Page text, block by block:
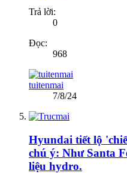
Trả lời:
0
Đọc:
968
tuitenmai
7/8/24
Hyundai tiết lộ
chú ý: Như Santa
liệu hydro.